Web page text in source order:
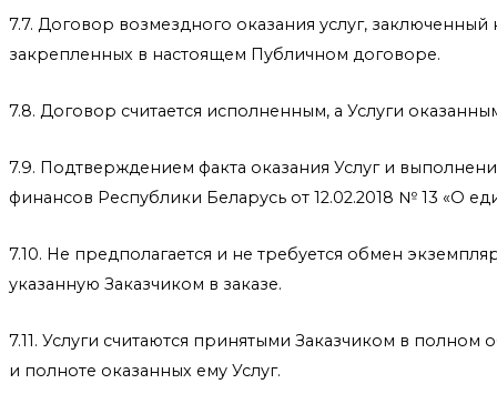
7.7. Договор возмездного оказания услуг,
закрепленных в настоящем Публичном договоре.
7.8. Договор считается исполненным, а Услуги
7.9. Подтверждением факта оказания Услуг и
финансов Республики Беларусь от 12.02.2018 № 13 «О
7.10. Не предполагается и не требуется обмен
указанную Заказчиком в заказе.
7.11. Услуги считаются принятыми Заказчиком в
и полноте оказанных ему Услуг.